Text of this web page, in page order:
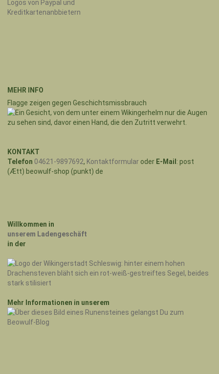
MEHR INFO
Flagge zeigen gegen Geschichtsmissbrauch
KONTAKT
Telefon 04621-9897692, Kontaktformular oder E-Mail : post
(Ætt) beowulf-shop (punkt) de
Willkommen in
unserem Ladengeschäft
in der
Mehr Informationen in unserem